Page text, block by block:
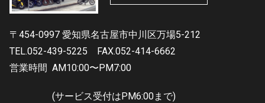
〒454-0997 愛知県名古屋市中川区万場5-212
TEL.052-439-5225
FAX.052-414-6662
営業時間 AM10:00〜PM7:00
(サービス受付はPM6:00まで)